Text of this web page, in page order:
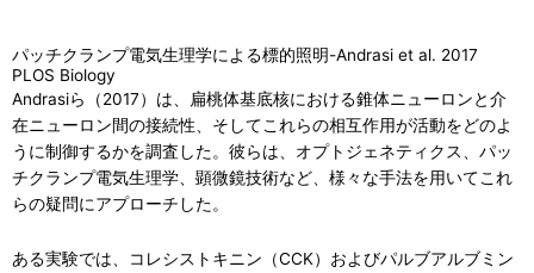
パッチクランプ電気生理学による標的照明-Andrasi et al. 2017
PLOS Biology
Andrasiら（2017）は、扁桃体基底核における錐体ニューロンと介
在ニューロン間の接続性、そしてこれらの相互作用が活動をどのよ
うに制御するかを調査した。彼らは、オプトジェネティクス、パッ
チクランプ電気生理学、顕微鏡技術など、様々な手法を用いてこれ
らの疑問にアプローチした。
ある実験では、コレシストキニン（CCK）およびパルブアルブミン